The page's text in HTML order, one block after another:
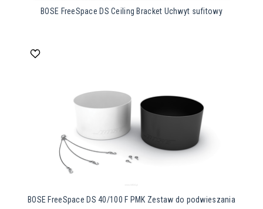
BOSE FreeSpace DS Ceiling Bracket Uchwyt sufitowy
BOSE FreeSpace DS 40/100 F PMK Zestaw do podwieszania